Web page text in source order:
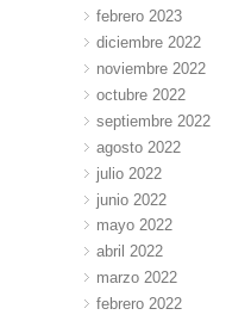
febrero 2023
diciembre 2022
noviembre 2022
octubre 2022
septiembre 2022
agosto 2022
julio 2022
junio 2022
mayo 2022
abril 2022
marzo 2022
febrero 2022